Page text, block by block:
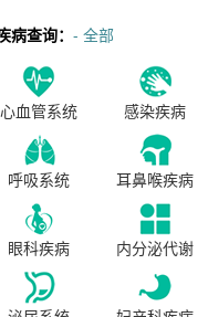
病查询： - 全部
心血管系统 感染疾病
呼吸系统 耳鼻喉疾病
眼科疾病 内分泌代谢